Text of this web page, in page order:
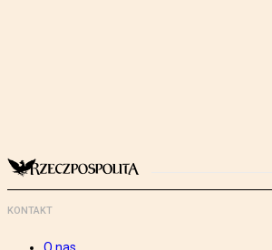
KONTAKT